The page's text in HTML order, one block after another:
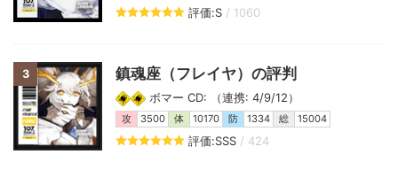
評価:S / 1060
3 鎮魂座（フレイヤ）の評判
ボマー CD: （連携: 4/9/12）
攻 3500 体 10170 防 1334 総 15004
評価:SSS / 424